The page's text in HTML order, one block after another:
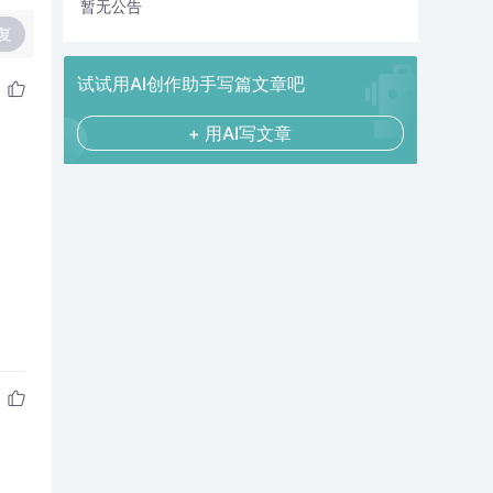
暂无公告
试试用AI创作助手写篇文章吧
+ 用AI写文章